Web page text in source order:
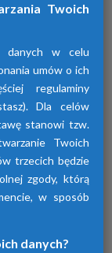
Są
z nich
Twoich
danych w celu
umów o ich
regulaminy
Dla celów
stanowi tzw.
Twoich
trzecich będzie
zgody, którą
w sposób
danych?